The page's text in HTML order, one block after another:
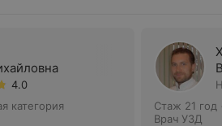
4.0
категория
Стаж 21 год
Врач УЗД